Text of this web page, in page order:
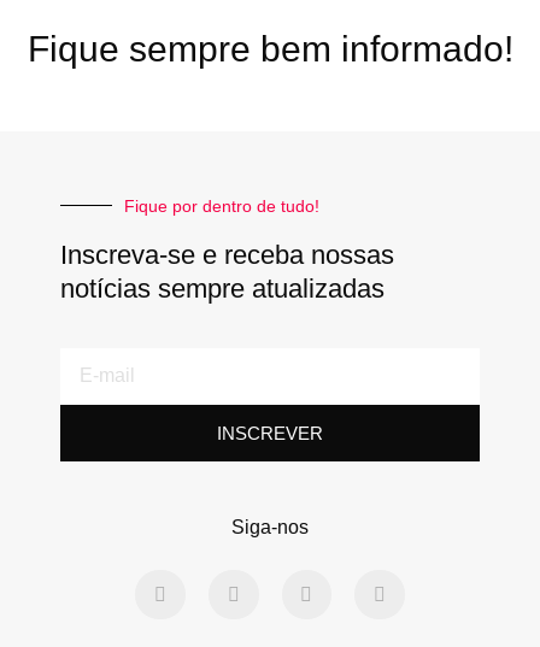
Fique sempre bem informado!
Fique por dentro de tudo!
Inscreva-se e receba nossas
notícias sempre atualizadas
INSCREVER
Siga-nos
a
w
i
o